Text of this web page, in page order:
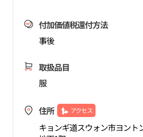
付加価値税還付方法
事後
取扱品目
服
住所 アクセス
キョンギ道スウォン市ヨント